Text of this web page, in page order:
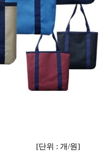
[단위 : 개/원]